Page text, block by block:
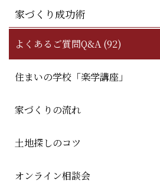
家づくり成功術
よくあるご質問Q&A (92)
住まいの学校「楽学講座」
家づくりの流れ
土地探しのコツ
オンライン相談会